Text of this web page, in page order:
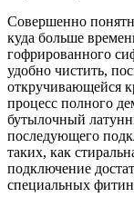
Совершенно
куда больше
гофрированного
удобно чистить,
откручивающейся
процесс полного
бутылочный
последующего
таких, как
подключение
специальных